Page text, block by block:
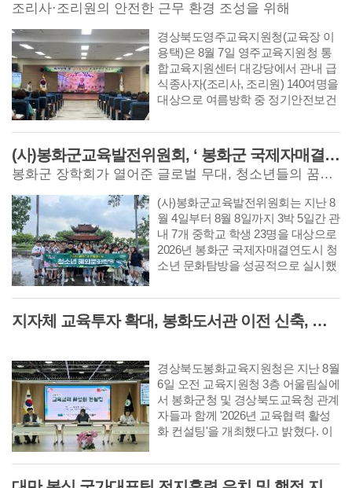
조리사·조리원의 안전한 근무 환경 조성을 위해
경상북도영주교육지원청(교육장 이
용택)은 8월 7일 영주교육지원청 통
합교육지원센터 대강당에서 관내 급
식종사자(조리사, 조리원) 140여명을
대상으로 여름방학 중 정기안전보건
급식실 현장에서
(사)봉화군교육발전위원회, ‘ 봉화군 국제자매결연도시 청소년 문화탐방 ’성료
봉화군 장학회가 열어준 글로벌 무대, 청소년들의 꿈과 안목 넓혔다
(사)봉화군교육발전위원회는 지난 8
월 4일부터 8월 8일까지 3박 5일간 관
내 7개 중학교 학생 23명을 대상으로
2026년 봉화군 국제자매결연도시 청
소년 문화탐방을 성공적으로 실시했
남 박닌성 뜨선방 간
지자체 교육투자 확대, 봉화도서관 이전 신축, 학교 체육관 건립 등 핵심 현안 논의
경상북도봉화교육지원청은 지난 8월
6일 오전 교육지원청 3층 어울림실에
서 봉화군청 및 경상북도교육청 관계
자들과 함께 '2026년 교육협력 활성
화 컨설팅'을 개최했다고 밝혔다. 이
의 소통을 강화하고,